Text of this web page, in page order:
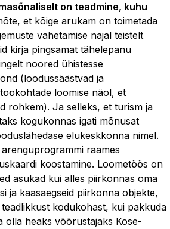
on teadmine, kuhu
et kõige arukam on toimetada
vahetamise najal teistelt
kirja pingsamat tähelepanu
noored ühistesse
(loodussäästvad ja
loomise näol, et
rohkem). Ja selleks, et turism ja
kogukonnas igati mõnusat
elukeskkonna nimel.
raames
koostamine. Loometöös on
asukad kui alles piirkonnas oma
ja kaasaegseid piirkonna objekte,
kodukohast, kui pakkuda
olla heaks võõrustajaks Kose-